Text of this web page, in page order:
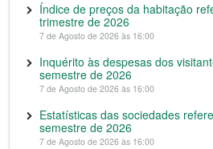
Índice de preços da habitação
trimestre de 2026
7 de Agosto de 2026 às 16:00
Inquérito às despesas dos
semestre de 2026
7 de Agosto de 2026 às 16:00
Estatísticas das sociedades
semestre de 2026
7 de Agosto de 2026 às 16:00